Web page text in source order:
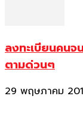
ลงทะเบียนคนจ
ตามด่วนๆ
29 พฤษภาคม